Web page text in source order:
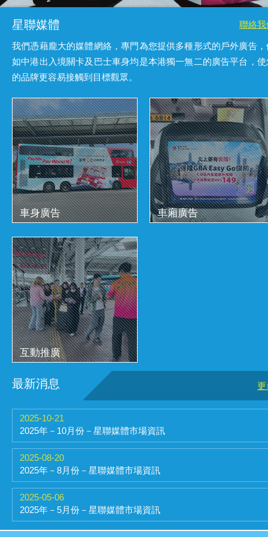
星聯媒體 聯絡我
我們憑藉龐大的媒體網絡，專門為您提供多種形式的戶外廣告，
如中港出入境關卡及巴士車身均是本港獨一無二的廣告平台，使
的品牌更容易接觸到目標觀眾。
車身廣告 車廂廣告
互動推廣
最新消息 更
2025-10-21
2025年－10月份－星聯媒體市場資訊
2025-08-20
2025年－8月份－星聯媒體市場資訊
2025-05-06
2025年－5月份－星聯媒體市場資訊